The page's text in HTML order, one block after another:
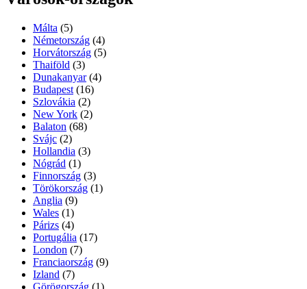
Málta (5)
Németország (4)
Horvátország (5)
Thaiföld (3)
Dunakanyar (4)
Budapest (16)
Szlovákia (2)
New York (2)
Balaton (68)
Svájc (2)
Hollandia (3)
Nógrád (1)
Finnország (3)
Törökország (1)
Anglia (9)
Wales (1)
Párizs (4)
Portugália (17)
London (7)
Franciaország (9)
Izland (7)
Görögország (1)